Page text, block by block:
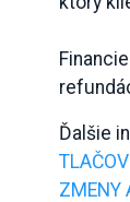
Ďalšie
ZMENY